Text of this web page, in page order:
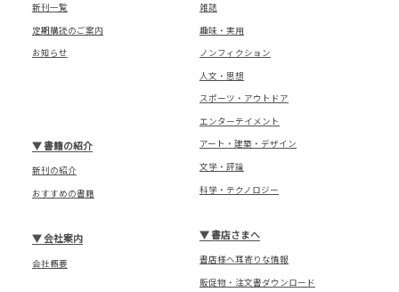
新刊一覧
定期購読のご案内
お知らせ
雑誌
趣味・実用
ノンフィクション
人文・思想
スポーツ・アウトドア
エンターテイメント
アート・建築・デザイン
文学・評論
科学・テクノロジー
▼書籍の紹介
新刊の紹介
おすすめの書籍
▼書店さまへ
書店様へ耳寄りな情報
販促物・注文書ダウンロード
▼会社案内
会社概要